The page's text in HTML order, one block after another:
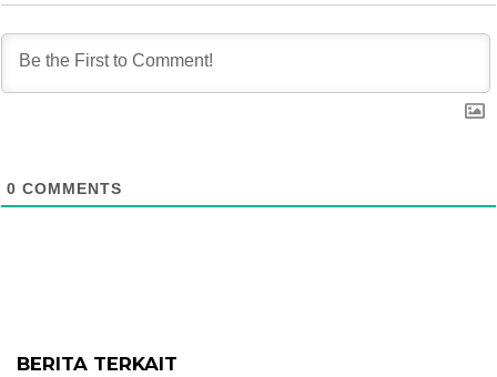
0 COMMENTS
BERITA TERKAIT